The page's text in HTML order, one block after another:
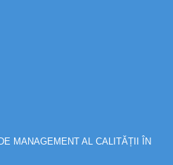
MANAGEMENT AL CALITĂȚII ÎN